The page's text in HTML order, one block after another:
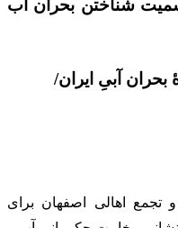
شناختن بحران آب
بحران آبیِ ایران/
تجمع اهالی اصفهان برای